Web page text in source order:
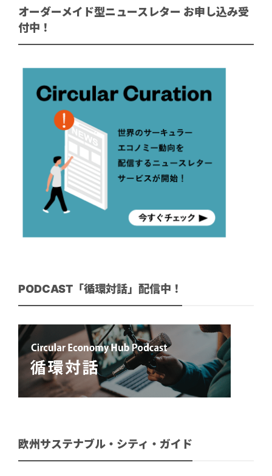
オーダーメイド型ニュースレター お申し込み受
付中！
PODCAST「循環対話」配信中！
欧州サステナブル・シティ・ガイド